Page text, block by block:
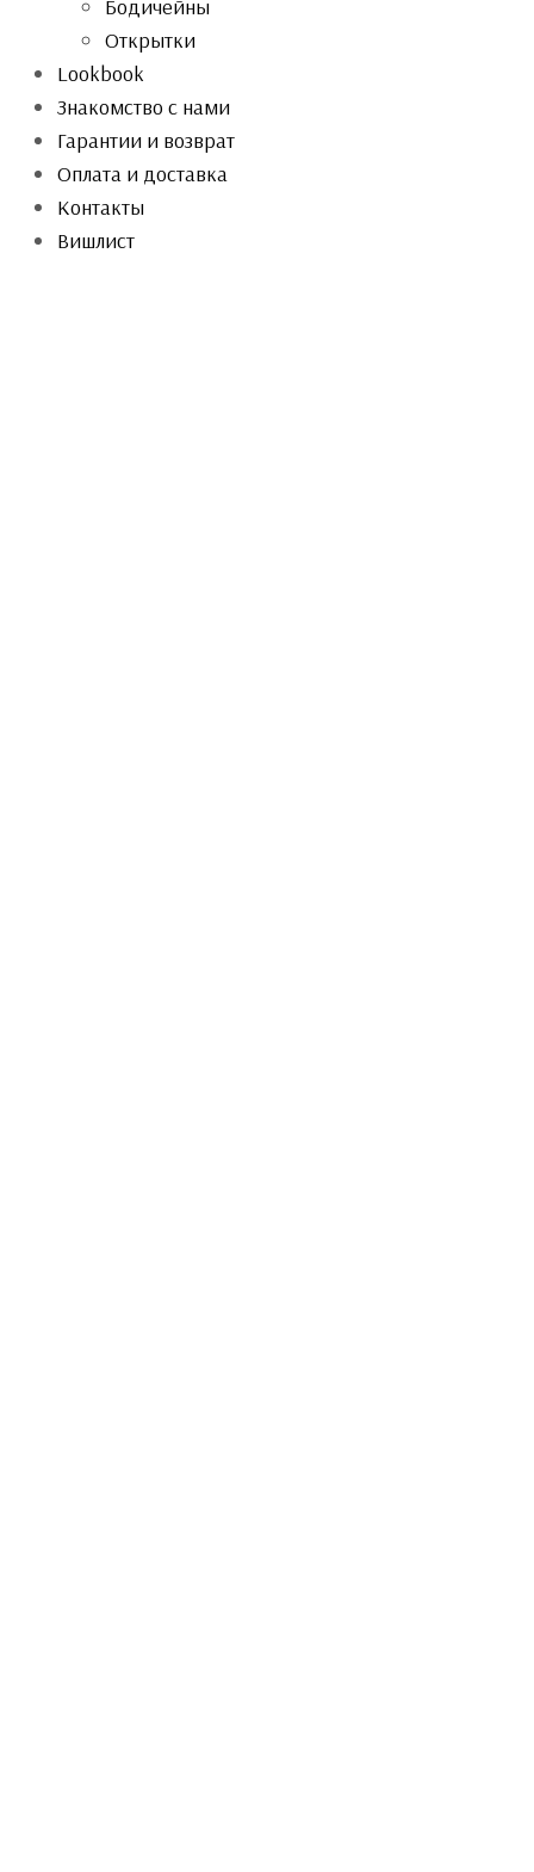
Бодичейны
Открытки
Lookbook
Знакомство с нами
Гарантии и возврат
Оплата и доставка
Контакты
Вишлист